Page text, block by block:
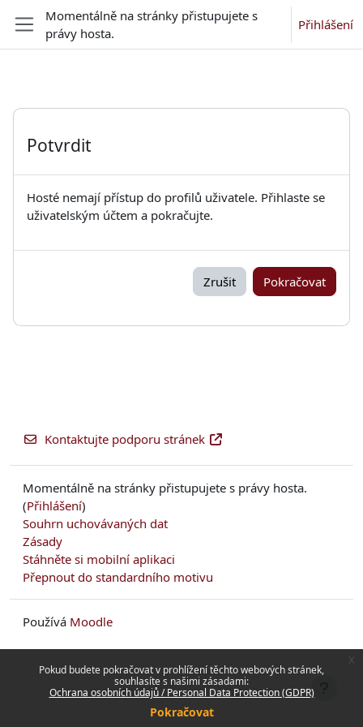
Přejít k hlavnímu obsahu
Pokud budete pokračovat v prohlížení těchto webových stránek,
souhlasíte s našimi zásadami:
Ochrana osobních údajů / Personal Data Protection (GDPR)
Pokračovat
Boční panel
Momentálně na stránky přistupujete s
právy hosta.
Přihlášení
Potvrdit
Hosté nemají přístup do profilů uživatele. Přihlaste se
uživatelským účtem a pokračujte.
Zrušit Pokračovat
Kontaktujte podporu stránek
Momentálně na stránky přistupujete s právy hosta.
(Přihlášení)
Souhrn uchovávaných dat
Zásady
Stáhněte si mobilní aplikaci
Přepnout do standardního motivu
Používá Moodle